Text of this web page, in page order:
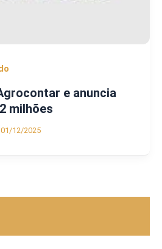
e anuncia
milhões
01/12/2025